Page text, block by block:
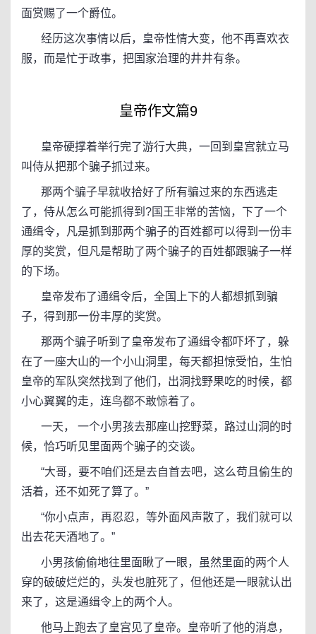
面赏赐了一个爵位。
经历这次事情以后，皇帝性情大变，他不再喜欢衣
服，而是忙于政事，把国家治理的井井有条。
皇帝作文篇9
皇帝硬撑着举行完了游行大典，一回到皇宫就立马
叫侍从把那个骗子抓过来。
那两个骗子早就收拾好了所有骗过来的东西逃走
了，侍从怎么可能抓得到?国王非常的苦恼，下了一个
通缉令，凡是抓到那两个骗子的百姓都可以得到一份丰
厚的奖赏，但凡是帮助了两个骗子的百姓都跟骗子一样
的下场。
皇帝发布了通缉令后，全国上下的人都想抓到骗
子，得到那一份丰厚的奖赏。
那两个骗子听到了皇帝发布了通缉令都吓坏了，躲
在了一座大山的一个小山洞里，每天都担惊受怕，生怕
皇帝的军队突然找到了他们，出洞找野果吃的时候，都
小心翼翼的走，连鸟都不敢惊着了。
一天， 一个小男孩去那座山挖野菜，路过山洞的时
候，恰巧听见里面两个骗子的交谈。
“大哥，要不咱们还是去自首去吧，这么苟且偷生的
活着，还不如死了算了。”
“你小点声，再忍忍，等外面风声散了，我们就可以
出去花天酒地了。”
小男孩偷偷地往里面瞅了一眼，虽然里面的两个人
穿的破破烂烂的，头发也脏死了，但他还是一眼就认出
来了，这是通缉令上的两个人。
他马上跑去了皇宫见了皇帝。皇帝听了他的消息，